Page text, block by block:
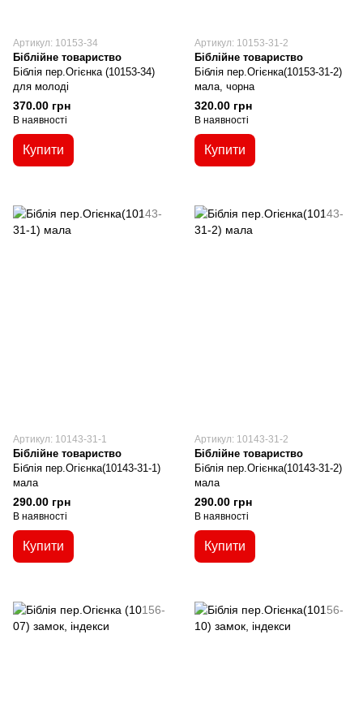
Артикул: 10153-34
Біблійне товариство
Біблія пер.Огієнка (10153-34)
для молоді
370.00 грн
В наявності
Купити
Артикул: 10153-31-2
Біблійне товариство
Біблія пер.Огієнка(10153-31-2)
мала, чорна
320.00 грн
В наявності
Купити
Артикул: 10143-31-1
Біблійне товариство
Біблія пер.Огієнка(10143-31-1)
мала
290.00 грн
В наявності
Купити
Артикул: 10143-31-2
Біблійне товариство
Біблія пер.Огієнка(10143-31-2)
мала
290.00 грн
В наявності
Купити